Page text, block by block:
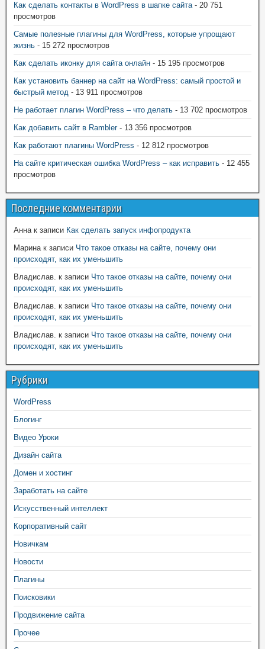
Как сделать контакты в WordPress в шапке сайта- 20 751
просмотров
Самые полезные плагины для WordPress, которые упрощают
жизнь - 15 272 просмотров
Как сделать иконку для сайта онлайн - 15 195 просмотров
Как установить баннер на сайт на WordPress: самый простой и
быстрый метод - 13 911 просмотров
Не работает плагин WordPress – что делать - 13 702 просмотров
Как добавить сайт в Rambler- 13 356 просмотров
Как работают плагины WordPress - 12 812 просмотров
На сайте критическая ошибка WordPress – как исправить - 12 455
просмотров
Последние комментарии
Аннак записи Как сделать запуск инфопродукта
Маринак записи Что такое отказы на сайте, почему они
происходят, как их уменьшить
Владислав. к записи Что такое отказы на сайте, почему они
происходят, как их уменьшить
Владислав. к записи Что такое отказы на сайте, почему они
происходят, как их уменьшить
Владислав. к записи Что такое отказы на сайте, почему они
происходят, как их уменьшить
Рубрики
WordPress
Блогинг
Видео Уроки
Дизайн сайта
Домен и хостинг
Заработать на сайте
Искусственный интеллект
Корпоративный сайт
Новичкам
Новости
Плагины
Поисковики
Продвижение сайта
Прочее